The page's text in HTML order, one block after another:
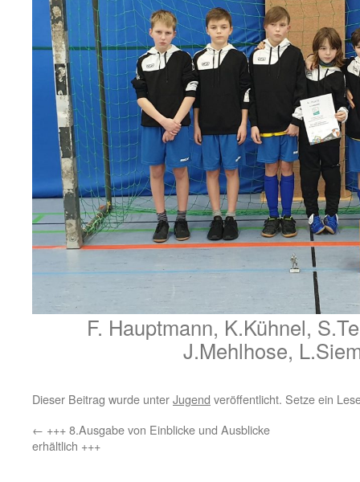
F. Hauptmann, K.Kühnel,
J.Mehlhose,
Dieser Beitrag wurde unterJugend veröffentlicht. Setze ein
← +++ 8.Ausgabe von Einblicke und Ausblicke
erhältlich +++